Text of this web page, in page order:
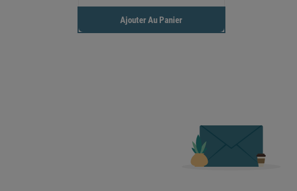
Ajouter Au Panier